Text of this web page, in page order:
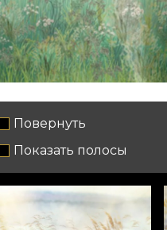
Повернуть
Показать полосы